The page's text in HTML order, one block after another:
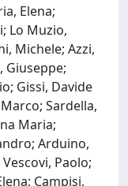
Elena;
Lo Muzio,
Michele; Azzi,
Giuseppe;
Gissi, Davide
Sardella,
Maria;
Arduino,
Paolo;
Campisi,